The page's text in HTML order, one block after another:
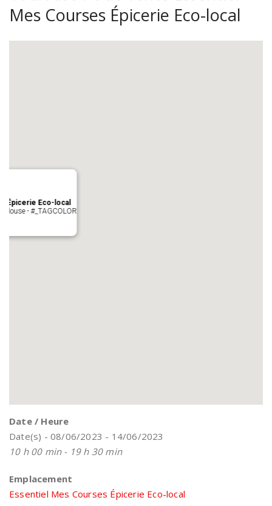
Mes Courses Épicerie Eco-local
Épicerie Eco-local
- #_TAGCOLOR
Date / Heure
Date(s) - 08/06/2023 - 14/06/2023
10 h 00 min - 19 h 30 min
Emplacement
Essentiel Mes Courses Épicerie Eco-local